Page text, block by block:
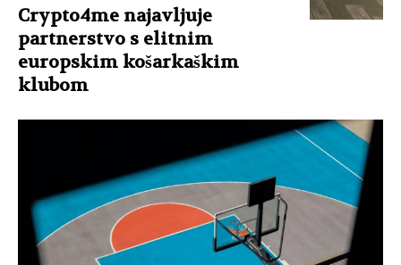
Crypto4me najavljuje
partnerstvo s elitnim
europskim košarkaškim
klubom